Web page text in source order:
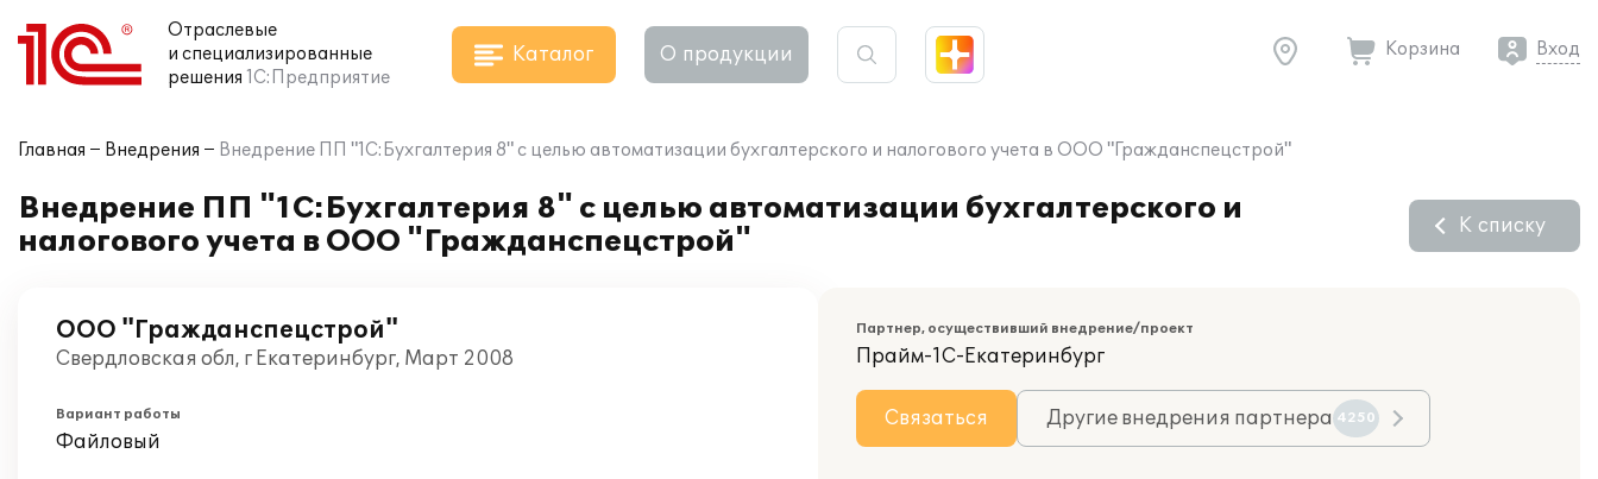
Отраслевые
и специализированные
решения 1С:Предприятие
Каталог О продукции Корзина Вход
Главная Внедрения Внедрение ПП "1С:Бухгалтерия 8" с целью автоматизации бухгалтерского и налогового учета в ООО "Гражданспецстрой"
Внедрение ПП "1С:Бухгалтерия 8" с целью автоматизации бухгалтерского и
налогового учета в ООО "Гражданспецстрой"
К списку
ООО "Гражданспецстрой"
Свердловская обл, г Екатеринбург, Март 2008
Вариант работы
Файловый
Партнер, осуществивший внедрение/проект
Прайм-1С-Екатеринбург
Связаться Другие внедрения партнера 4250